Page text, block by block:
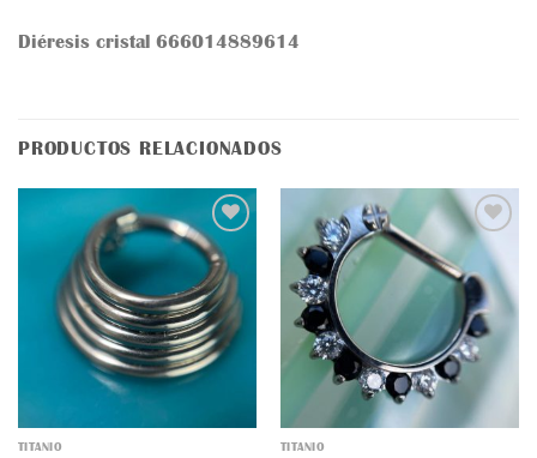
Diéresis cristal 666014889614
PRODUCTOS RELACIONADOS
Añadir
a la
lista
de
deseos
TITANIO
Añadir
a la
lista
de
deseos
TITANIO